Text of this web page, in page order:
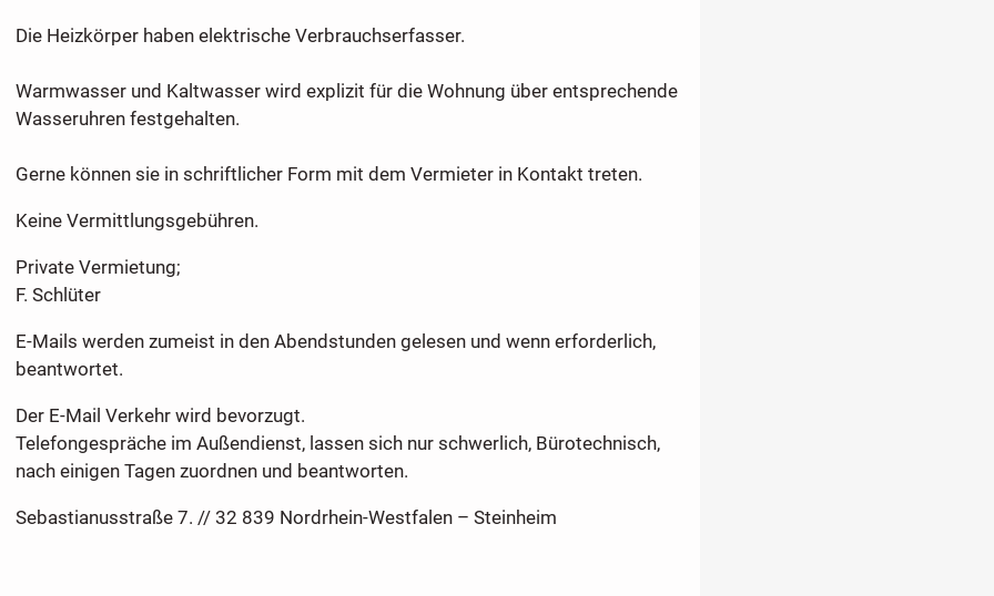
Die Heizkörper haben elektrische Verbrauchserfasser.
Warmwasser und Kaltwasser wird explizit für die Wohnung über entsprechende
Wasseruhren festgehalten.
Gerne können sie in schriftlicher Form mit dem Vermieter in Kontakt treten.
Keine Vermittlungsgebühren.
Private Vermietung;
F. Schlüter
E-Mails werden zumeist in den Abendstunden gelesen und wenn erforderlich,
beantwortet.
Der E-Mail Verkehr wird bevorzugt.
Telefongespräche im Außendienst, lassen sich nur schwerlich, Bürotechnisch,
nach einigen Tagen zuordnen und beantworten.
Sebastianusstraße 7. // 32 839 Nordrhein-Westfalen – Steinheim